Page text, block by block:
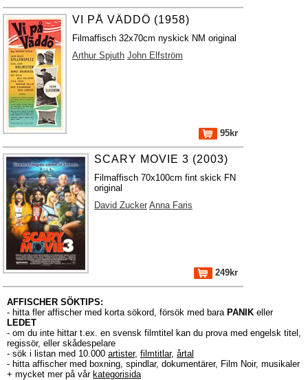
VI PÅ VÄDDÖ (1958)
Filmaffisch 32x70cm nyskick NM original
Arthur Spjuth John Elfström
95kr
SCARY MOVIE 3 (2003)
Filmaffisch 70x100cm fint skick FN
original
David Zucker Anna Faris
249kr
AFFISCHER SÖKTIPS:
- hitta fler affischer med korta sökord, försök med bara PANIK eller
LEDET
- om du inte hittar t.ex. en svensk filmtitel kan du prova med engelsk titel,
regissör, eller skådespelare
- sök i listan med 10.000 artister, filmtitlar, årtal
- hitta affischer med boxning, spindlar, dokumentärer, Film Noir, musikaler
+ mycket mer på vår kategorisida